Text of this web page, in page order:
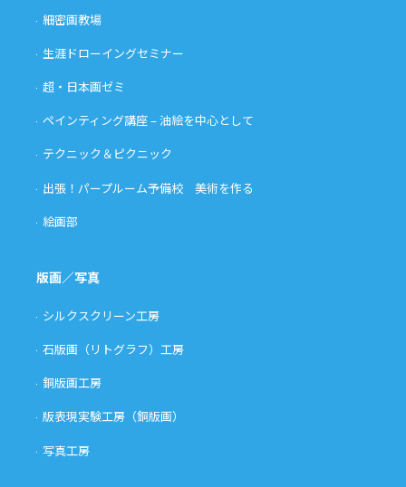
細密画教場
生涯ドローイングセミナー
超・日本画ゼミ
ペインティング講座 – 油絵を中心として
テクニック＆ピクニック
出張！パープルーム予備校 美術を作る
絵画部
版画／写真
シルクスクリーン工房
石版画（リトグラフ）工房
銅版画工房
版表現実験工房（銅版画）
写真工房